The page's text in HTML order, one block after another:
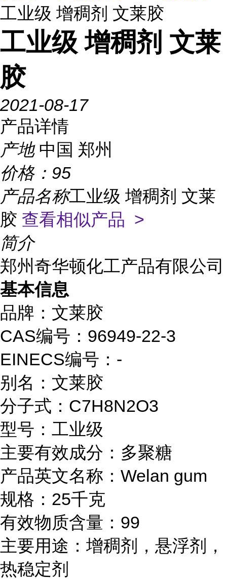
工业级 增稠剂 文莱胶
工业级 增稠剂 文莱
胶
2021-08-17
产品详情
产地 中国 郑州
价格： 95
产品名称工业级 增稠剂 文莱
胶 查看相似产品 >
简介
郑州奇华顿化工产品有限公司
基本信息
品牌： 文莱胶
CAS编号： 96949-22-3
EINECS编号： -
别名： 文莱胶
分子式： C7H8N2O3
型号： 工业级
主要有效成分： 多聚糖
产品英文名称： Welan gum
规格： 25千克
有效物质含量： 99
主要用途： 增稠剂，悬浮剂，
热稳定剂